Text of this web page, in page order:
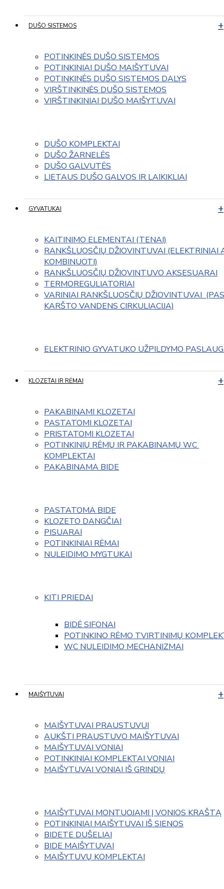
DUŠO SISTEMOS
POTINKINĖS DUŠO SISTEMOS
POTINKINIAI DUŠO MAIŠYTUVAI
POTINKINĖS DUŠO SISTEMOS DALYS
VIRŠTINKINĖS DUŠO SISTEMOS
VIRŠTINKINIAI DUŠO MAIŠYTUVAI
DUŠO KOMPLEKTAI
DUŠO ŽARNELĖS
DUŠO GALVUTĖS
LIETAUS DUŠO GALVOS IR LAIKIKLIAI
GYVATUKAI
KAITINIMO ELEMENTAI (TENAI)
RANKŠLUOSČIŲ DŽIOVINTUVAI (ELEKTRINIAI
KOMBINUOTI)
RANKŠLUOSČIŲ DŽIOVINTUVO AKSESUARAI
TERMOREGULIATORIAI
VARINIAI RANKŠLUOSČIŲ DŽIOVINTUVAI
KARŠTO VANDENS CIRKULIACIJA)
ELEKTRINIO GYVATUKO UŽPILDYMO
KLOZETAI IR RĖMAI
PAKABINAMI KLOZETAI
PASTATOMI KLOZETAI
PRISTATOMI KLOZETAI
POTINKINIŲ RĖMŲ IR PAKABINAMŲ WC
KOMPLEKTAI
PAKABINAMA BIDE
PASTATOMA BIDE
KLOZETO DANGČIAI
PISUARAI
POTINKINIAI RĖMAI
NULEIDIMO MYGTUKAI
KITI PRIEDAI
BIDĖ SIFONAI
POTINKINO RĖMO TVIRTINIMŲ
WC NULEIDIMO MECHANIZMAI
MAIŠYTUVAI
MAIŠYTUVAI PRAUSTUVUI
AUKŠTI PRAUSTUVO MAIŠYTUVAI
MAIŠYTUVAI VONIAI
POTINKINIAI KOMPLEKTAI VONIAI
MAIŠYTUVAI VONIAI IŠ GRINDŲ
MAIŠYTUVAI MONTUOJAMI Į VONIOS KRAŠTĄ
POTINKINIAI MAIŠYTUVAI IŠ SIENOS
BIDETE DUŠELIAI
BIDE MAIŠYTUVAI
MAIŠYTUVŲ KOMPLEKTAI